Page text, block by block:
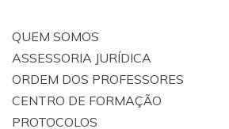
QUEM SOMOS
ASSESSORIA JURÍDICA
ORDEM DOS PROFESSORES
CENTRO DE FORMAÇÃO
PROTOCOLOS